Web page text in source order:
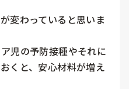
変わっていると思いま
児の予防接種やそれに
くと、安心材料が増え